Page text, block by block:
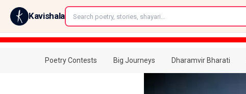
Kavishala
Poetry Contests Big Journeys Dharamvir Bharati